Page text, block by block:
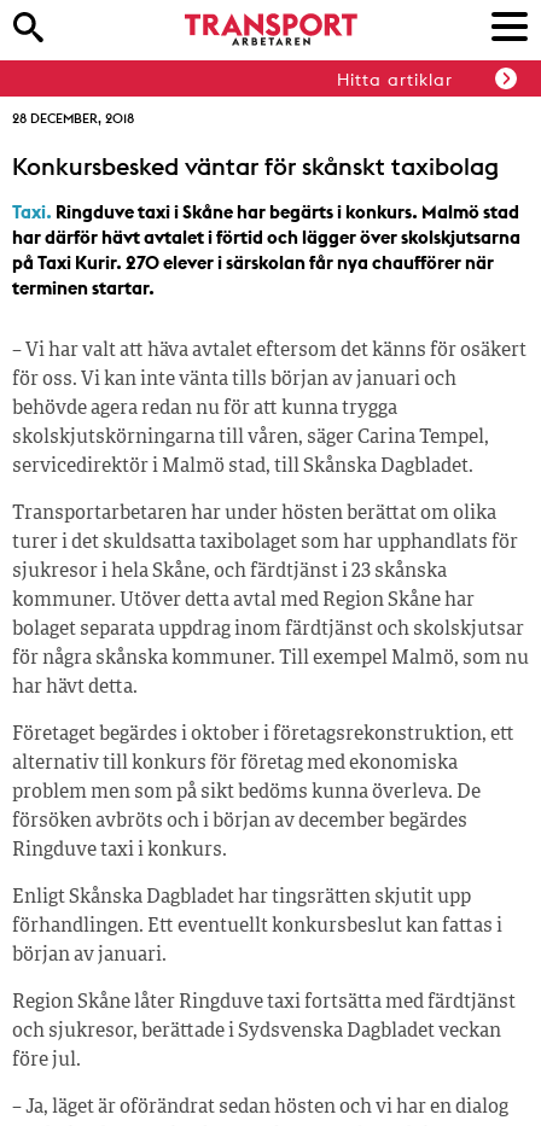
Hitta artiklar
28 DECEMBER, 2018
Konkursbesked väntar för skånskt taxibolag
Taxi. Ringduve taxi i Skåne har begärts i konkurs. Malmö stad
har därför hävt avtalet i förtid och lägger över skolskjutsarna
på Taxi Kurir. 270 elever i särskolan får nya chaufförer när
terminen startar.
– Vi har valt att häva avtalet eftersom det känns för osäkert
för oss. Vi kan inte vänta tills början av januari och
behövde agera redan nu för att kunna trygga
skolskjutskörningarna till våren, säger Carina Tempel,
servicedirektör i Malmö stad, till Skånska Dagbladet.
Transportarbetaren har under hösten berättat om olika
turer i det skuldsatta taxibolaget som har upphandlats för
sjukresor i hela Skåne, och färdtjänst i 23 skånska
kommuner. Utöver detta avtal med Region Skåne har
bolaget separata uppdrag inom färdtjänst och skolskjutsar
för några skånska kommuner. Till exempel Malmö, som nu
har hävt detta.
Företaget begärdes i oktober i företagsrekonstruktion, ett
alternativ till konkurs för företag med ekonomiska
problem men som på sikt bedöms kunna överleva. De
försöken avbröts och i början av december begärdes
Ringduve taxi i konkurs.
Enligt Skånska Dagbladet har tingsrätten skjutit upp
förhandlingen. Ett eventuellt konkursbeslut kan fattas i
början av januari.
Region Skåne låter Ringduve taxi fortsätta med färdtjänst
och sjukresor, berättade i Sydsvenska Dagbladet veckan
före jul.
– Ja, läget är oförändrat sedan hösten och vi har en dialog